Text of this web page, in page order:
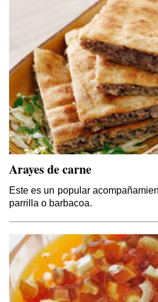
Arayes de carne
Este es un popular
parrilla o barbacoa.